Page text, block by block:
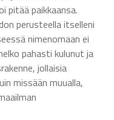
pitää paikkaansa.
perusteella itselleni
nimenomaan ei
pahasti kulunut ja
jollaisia
missään muualla,